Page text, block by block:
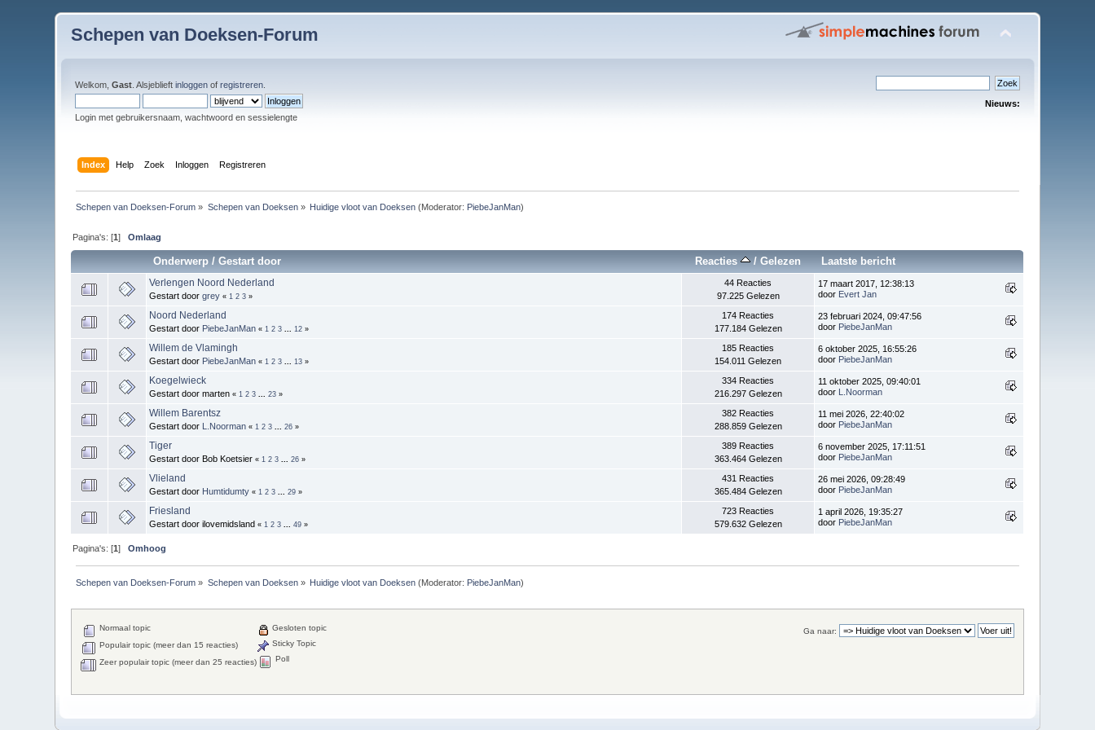
Schepen van Doeksen-Forum
Welkom,Gast . Alsjeblieftinloggen ofregistreren
Login met gebruikersnaam, wachtwoord en sessielengte
Nieuws:
Index Help Zoek Inloggen Registreren
Schepen van Doeksen-Forum » Schepen van Doeksen» Huidige vloot van Doeksen (Moderator: PiebeJanMan)
Pagina's: [1]Omlaag
Onderwerp /Gestart door Reacties / Gelezen Laatste bericht
Verlengen Noord Nederland
Gestart doorgrey « 1 2 3 »
44 Reacties
97.225 Gelezen
17 maart 2017, 12:38:13
door Evert Jan
Noord Nederland
Gestart door PiebeJanMan « 1 2 3 12 »
174 Reacties
177.184 Gelezen
23 februari 2024, 09:47:56
door PiebeJanMan
Willem de Vlamingh
Gestart door PiebeJanMan « 1 2 3 13 »
185 Reacties
154.011 Gelezen
6 oktober 2025, 16:55:26
door PiebeJanMan
Koegelwieck
Gestart door marten« 1 2 3 ...23 »
334 Reacties
216.297 Gelezen
11 oktober 2025, 09:40:01
door L.Noorman
Willem Barentsz
Gestart door L.Noorman « 1 2 3 ...26 »
382 Reacties
288.859 Gelezen
11 mei 2026, 22:40:02
door PiebeJanMan
Tiger
Gestart door Bob Koetsier« 1 2 3 ...26 »
389 Reacties
363.464 Gelezen
6 november 2025, 17:11:51
door PiebeJanMan
Vlieland
Gestart door Humtidumty « 1 2 3 ...29 »
431 Reacties
365.484 Gelezen
26 mei 2026, 09:28:49
door PiebeJanMan
Friesland
Gestart door ilovemidsland« 1 2 3 ...49 »
723 Reacties
579.632 Gelezen
1 april 2026, 19:35:27
door PiebeJanMan
Pagina's: [1]Omhoog
Schepen van Doeksen-Forum » Schepen van Doeksen» Huidige vloot van Doeksen (Moderator: PiebeJanMan)
Ga naar:
Normaal topic
Populair topic (meer dan 15 reacties)
Zeer populair topic (meer dan 25 reacties)
Gesloten topic
Sticky Topic
Poll